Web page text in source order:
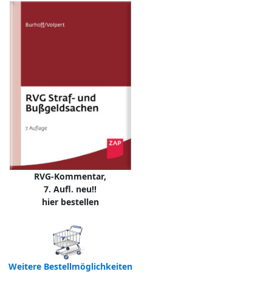
RVG-Kommentar,
7. Aufl. neu!!
hier bestellen
Weitere Bestellmöglichkeiten